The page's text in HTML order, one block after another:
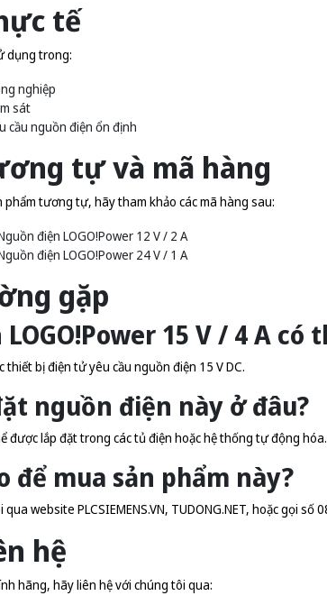
tế
dụng trong:
nghiệp
sát
cầu nguồn điện ổn định
tự và mã hàng
phẩm tương tự, hãy tham khảo các mã hàng sau:
điện LOGO!Power 12 V / 2 A
điện LOGO!Power 24 V / 1 A
gặp
15 V / 4 A
thiết bị điện tử yêu cầu nguồn điện 15 V DC.
nguồn điện này ở đâu?
được lắp đặt trong các tủ điện hoặc hệ thống tự động hóa.
để mua sản phẩm này?
qua website PLCSIEMENS.VN, TUDONG.NET, hoặc gọi số
hệ
hãng, hãy liên hệ với chúng tôi qua: